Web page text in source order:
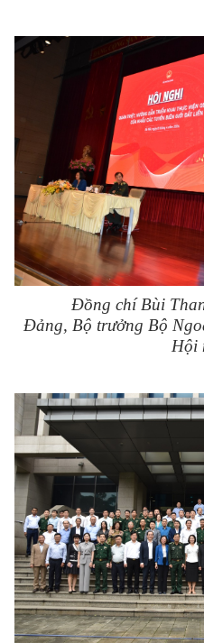
Đồng chí Bùi
Đảng, Bộ trưởng Bộ
Hội